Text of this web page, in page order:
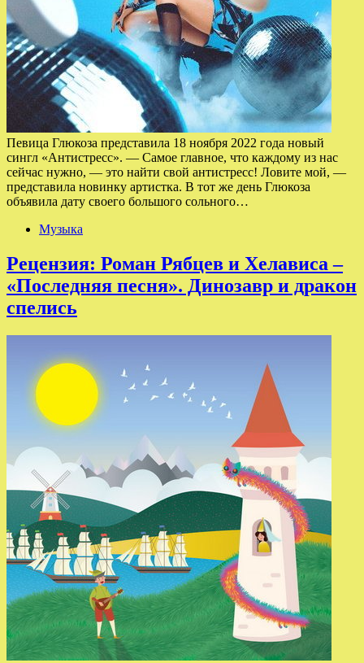
Певица Глюкоза представила 18 ноября 2022 года новый
сингл «Антистресс». — Самое главное, что каждому из нас
сейчас нужно, — это найти свой антистресс! Ловите мой, —
представила новинку артистка. В тот же день Глюкоза
объявила дату своего большого сольного…
Музыка
Рецензия: Роман Рябцев и Хелависа –
«Последняя песня». Динозавр и дракон
спелись